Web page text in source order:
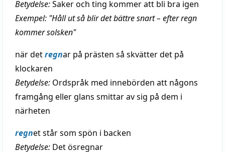
Betydelse:Saker och ting kommer att bli bra igen
Exempel: "Håll ut så blir det bättre snart – efter regn
kommer solsken"
när detregnar på prästen så skvätter det på
klockaren
Betydelse: Ordspråk med innebörden att någons
framgång eller glans smittar av sig på dem i
närheten
regnet står som spön i backen
Betydelse: Det ösregnar